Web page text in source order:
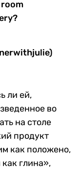
ли ей,
во
на столе
продукт
как положено,
глина»,